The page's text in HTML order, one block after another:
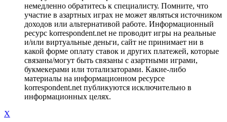
немедленно обратитесь к специалисту. Помните, что
участие в азартных играх не может являться источником
доходов или альтернативой работе. Информационный
ресурс korrespondent.net не проводит игры на реальные
и/или виртуальные деньги, сайт не принимает ни в
какой форме оплату ставок и других платежей, которые
связаны/могут быть связаны с азартными играми,
букмекерами или тотализаторами. Какие-либо
материалы на информационном ресурсе
korrespondent.net публикуются исключительно в
информационных целях.
X